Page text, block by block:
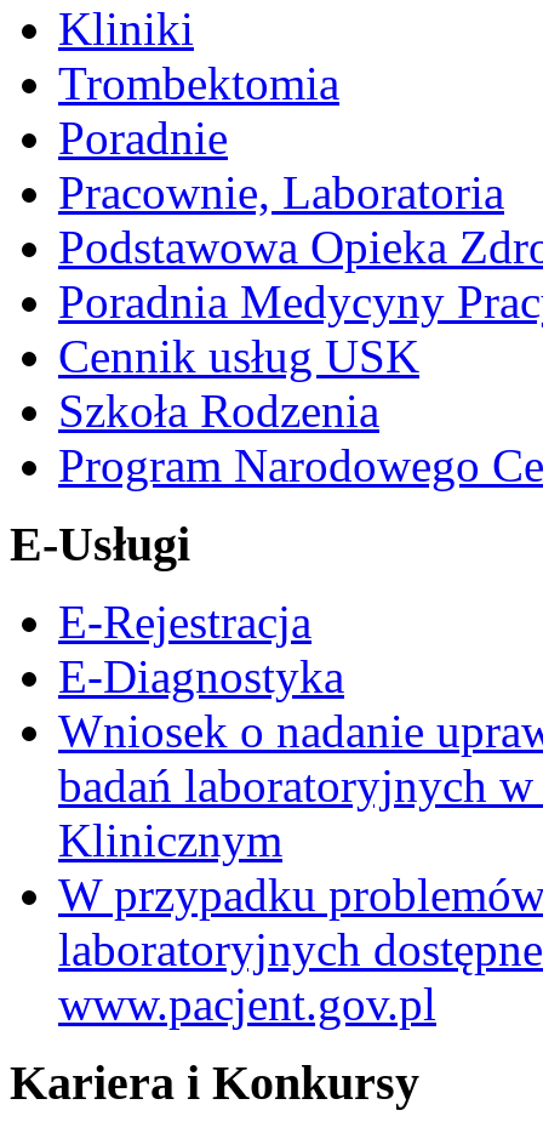
Kliniki
Trombektomia
Poradnie
Pracownie, Laboratoria
Podstawowa Opieka
Poradnia Medycyny
Cennik usług USK
Szkoła Rodzenia
Program Narodowego
E-Usługi
E-Rejestracja
E-Diagnostyka
Wniosek o nadanie
badań laboratoryjnych
Klinicznym
W przypadku
laboratoryjnych
www.pacjent.gov.pl
Kariera i Konkursy